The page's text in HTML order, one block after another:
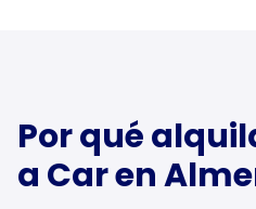
Por qué
a Car en